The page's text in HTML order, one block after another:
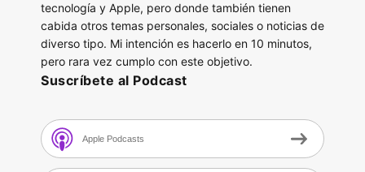
tecnología y Apple, pero donde también tienen
cabida otros temas personales, sociales o noticias de
diverso tipo. Mi intención es hacerlo en 10 minutos,
pero rara vez cumplo con este objetivo.
Suscríbete al Podcast
Apple Podcasts